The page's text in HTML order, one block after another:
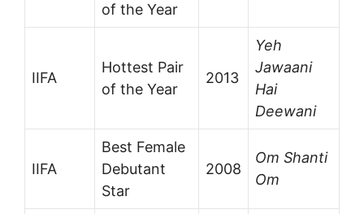
of the Year
IIFA
Hottest Pair
of the Year
2013
Yeh
Jawaani
Hai
Deewani
IIFA
Best Female
Debutant
Star
2008
Om Shanti
Om